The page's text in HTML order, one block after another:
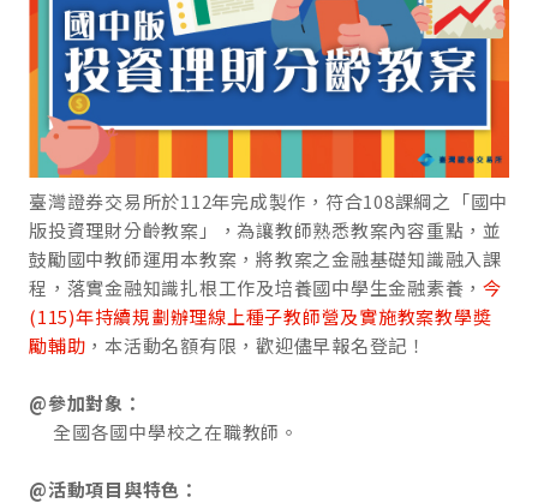
臺灣證券交易所於112年完成製作，符合108課綱之「國中
版投資理財分齡教案」，為讓教師熟悉教案內容重點，並
鼓勵國中教師運用本教案，將教案之金融基礎知識融入課
程，落實金融知識扎根工作及培養國中學生金融素養， 今
(115)年持續規劃辦理線上種子教師營及實施教案教學奬
勵輔助 ，本活動名額有限，歡迎儘早報名登記！
@參加對象：
全國各國中學校之在職教師。
@活動項目與特色：